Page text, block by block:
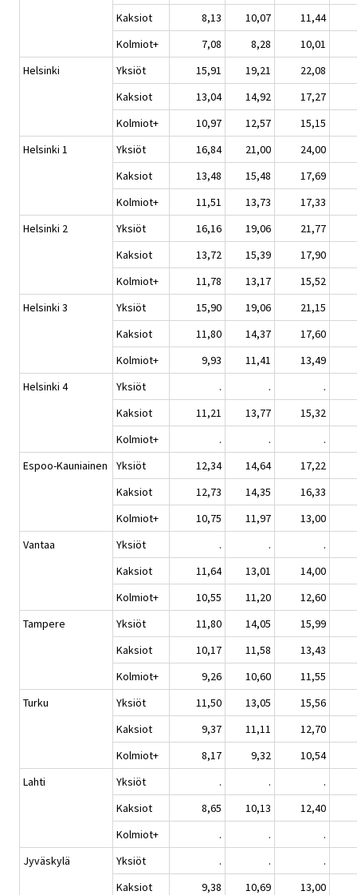
Kaksiot
8,13 10,07
11,44
Kolmiot+
7,08 8,28
10,01
Helsinki
Yksiöt 15,91 19,21
22,08
Kaksiot
13,04 14,92
17,27
Kolmiot+
10,97 12,57
15,15
Helsinki 1
Yksiöt 16,84 21,00
24,00
Kaksiot
13,48 15,48
17,69
Kolmiot+
11,51 13,73
17,33
Helsinki 2
Yksiöt 16,16 19,06
21,77
Kaksiot
13,72 15,39
17,90
Kolmiot+
11,78 13,17
15,52
Helsinki 3
Yksiöt 15,90 19,06
21,15
Kaksiot
11,80 14,37
17,60
Kolmiot+
9,93 11,41
13,49
Helsinki 4
Yksiöt . .
.
Kaksiot
11,21 13,77
15,32
Kolmiot+
. .
.
Espoo-Kauniainen
Yksiöt 12,34 14,64
17,22
Kaksiot
12,73 14,35
16,33
Kolmiot+
10,75 11,97
13,00
Vantaa
Yksiöt . .
.
Kaksiot
11,64 13,01
14,00
Kolmiot+
10,55 11,20
12,60
Tampere
Yksiöt 11,80 14,05
15,99
Kaksiot
10,17 11,58
13,43
Kolmiot+
9,26 10,60
11,55
Turku
Yksiöt 11,50 13,05
15,56
Kaksiot
9,37 11,11
12,70
Kolmiot+
8,17 9,32
10,54
Lahti
Yksiöt . .
.
Kaksiot
8,65 10,13
12,40
Kolmiot+
. .
.
Jyväskylä
Yksiöt . .
.
Kaksiot
9,38 10,69 13,00